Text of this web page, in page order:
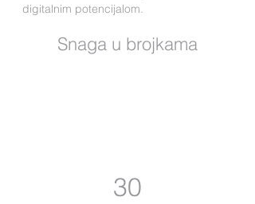
digitalnim potencijalom.
Snaga u brojkama
30